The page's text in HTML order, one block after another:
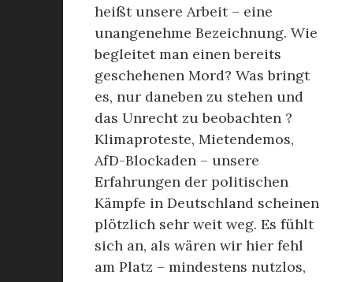
heißt unsere Arbeit – eine
unangenehme Bezeichnung. Wie
begleitet man einen bereits
geschehenen Mord? Was bringt
es, nur daneben zu stehen und
das Unrecht zu beobachten ?
Klimaproteste, Mietendemos,
AfD-Blockaden – unsere
Erfahrungen der politischen
Kämpfe in Deutschland scheinen
plötzlich sehr weit weg. Es fühlt
sich an, als wären wir hier fehl
am Platz – mindestens nutzlos,